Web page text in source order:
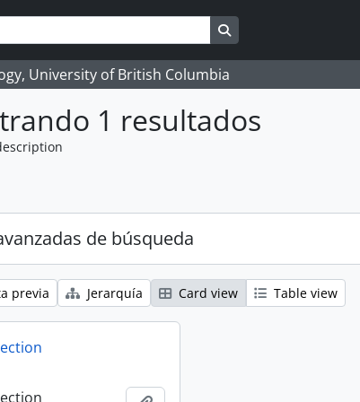
Search in browse page
University of British Columbia
1 resultados
de búsqueda
previa Jerarquía Card view Table view